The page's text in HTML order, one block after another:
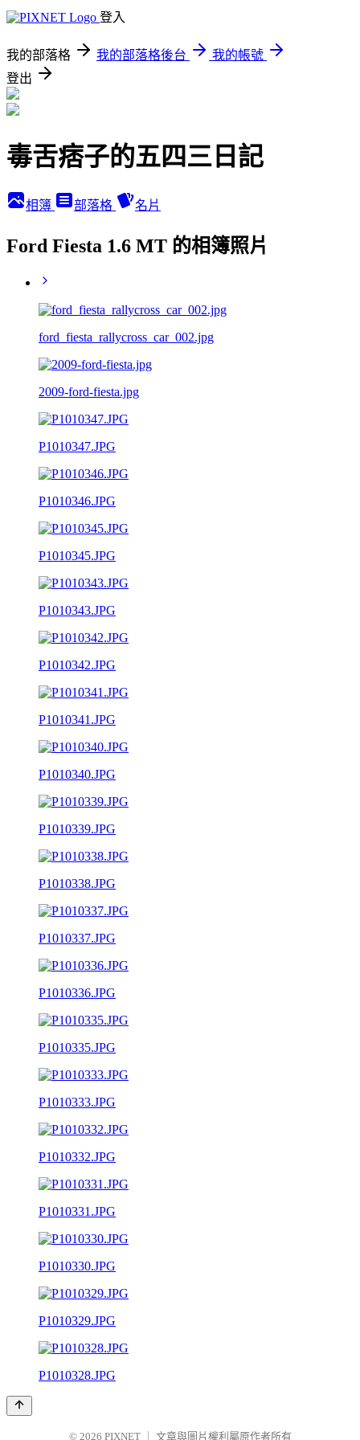
登入
我的部落格 我的部落格後台
我的帳號
登出
毒舌痞子的五四三日記
相簿 部落格 名片
Ford Fiesta 1.6 MT 的相簿照片
ford_fiesta_rallycross_car_002.jpg
2009-ford-fiesta.jpg
P1010347.JPG
P1010346.JPG
P1010345.JPG
P1010343.JPG
P1010342.JPG
P1010341.JPG
P1010340.JPG
P1010339.JPG
P1010338.JPG
P1010337.JPG
P1010336.JPG
P1010335.JPG
P1010333.JPG
P1010332.JPG
P1010331.JPG
P1010330.JPG
P1010329.JPG
P1010328.JPG
© 2026 PIXNET 文章與圖片權利屬原作者所有